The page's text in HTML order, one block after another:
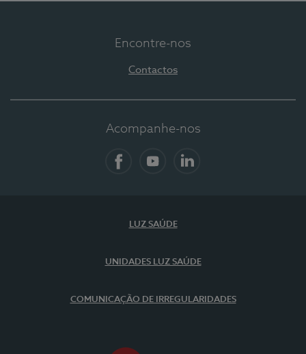
Encontre-nos
Contactos
Acompanhe-nos
LUZ SAÚDE
UNIDADES LUZ SAÚDE
COMUNICAÇÃO DE IRREGULARIDADES